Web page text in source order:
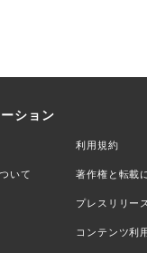
ション
利用規約
いて 著作権と転載
プレスリリー
コンテンツ利